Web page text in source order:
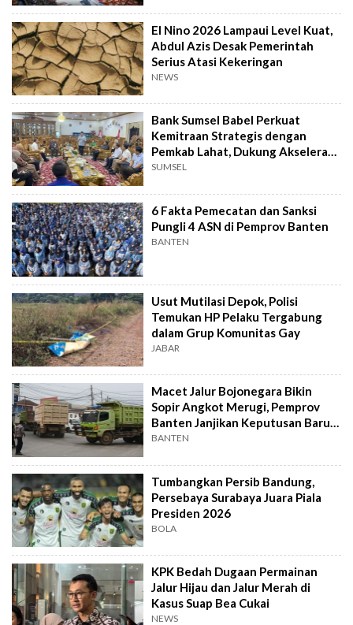
El Nino 2026 Lampaui Level Kuat,
Abdul Azis Desak Pemerintah
Serius Atasi Kekeringan
NEWS
Bank Sumsel Babel Perkuat
Kemitraan Strategis dengan
Pemkab Lahat, Dukung Akselerasi
Ekonomi Daerah
SUMSEL
6 Fakta Pemecatan dan Sanksi
Pungli 4 ASN di Pemprov Banten
BANTEN
Usut Mutilasi Depok, Polisi
Temukan HP Pelaku Tergabung
dalam Grup Komunitas Gay
JABAR
Macet Jalur Bojonegara Bikin
Sopir Angkot Merugi, Pemprov
Banten Janjikan Keputusan Baru 4
Hari Lagi
BANTEN
Tumbangkan Persib Bandung,
Persebaya Surabaya Juara Piala
Presiden 2026
BOLA
KPK Bedah Dugaan Permainan
Jalur Hijau dan Jalur Merah di
Kasus Suap Bea Cukai
NEWS